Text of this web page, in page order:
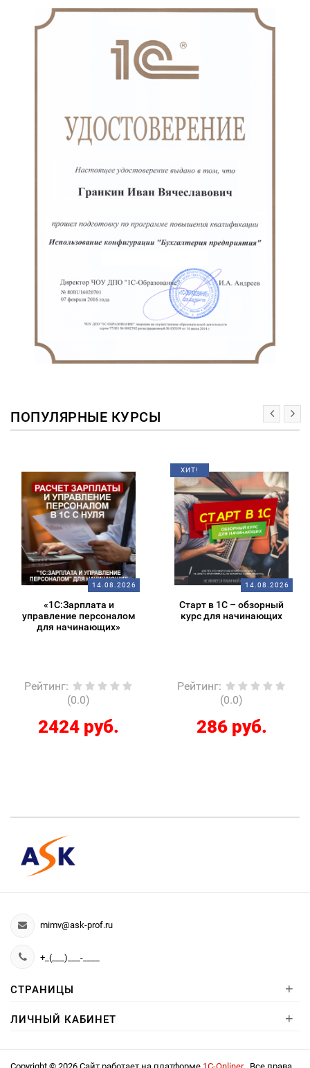
ПОПУЛЯРНЫЕ КУРСЫ
14.08.2026
«1С:Зарплата и
управление персоналом
для начинающих»
Рейтинг:
(0.0)
2424 руб.
ХИТ!
14.08.2026
Старт в 1С – обзорный
курс для начинающих
Рейтинг:
(0.0)
286 руб.
mimv@ask-prof.ru
+_(___)___-____
СТРАНИЦЫ +
ЛИЧНЫЙ КАБИНЕТ +